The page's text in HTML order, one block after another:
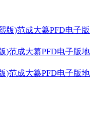
)范成大纂PFD电子版地
)范成大纂PFD电子版地